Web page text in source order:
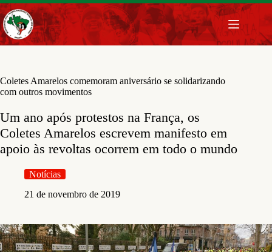
Pular
para
o
conteúdo
Coletes Amarelos comemoram aniversário se solidarizando
com outros movimentos
Um ano após protestos na França, os
Coletes Amarelos escrevem manifesto em
apoio às revoltas ocorrem em todo o mundo
Notícias
21 de novembro de 2019